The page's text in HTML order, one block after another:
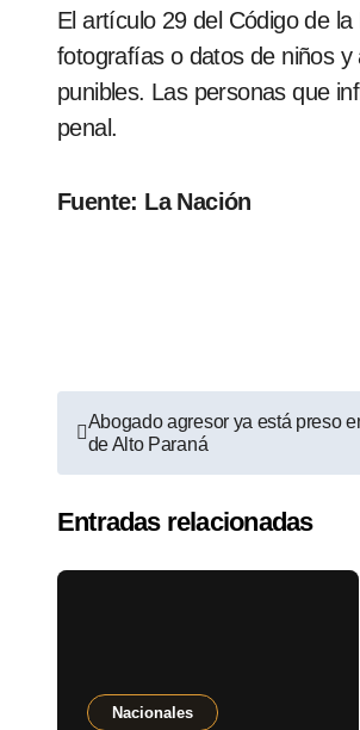
El artículo 29 del Código de
fotografías o datos de niños
punibles. Las personas que
penal.
Fuente: La Nación
Abogado agresor ya está preso
de Alto Paraná
Entradas relacionadas
Nacionales